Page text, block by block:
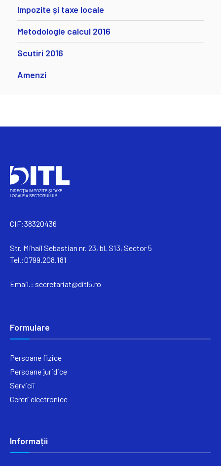
Impozite și taxe locale
Metodologie calcul 2016
Scutiri 2016
Amenzi
CIF:38320436
Str. Mihail Sebastian nr. 23, bl. S13, Sector 5
Tel.:0799.208.181
Email.: secretariat@ditl5.ro
Formulare
Persoane fizice
Persoane juridice
Servicii
Cereri electronice
Informații